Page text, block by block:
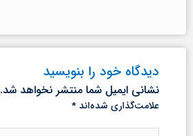
دیدگاه‌ خود را بنویسید
نشانی ایمیل شما منتشر نخواهد شد.
علامت‌گذاری شده‌اند *